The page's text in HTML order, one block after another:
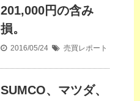
201,000円の含み
損。
2016/05/24 売買レポート
SUMCO、マツダ、